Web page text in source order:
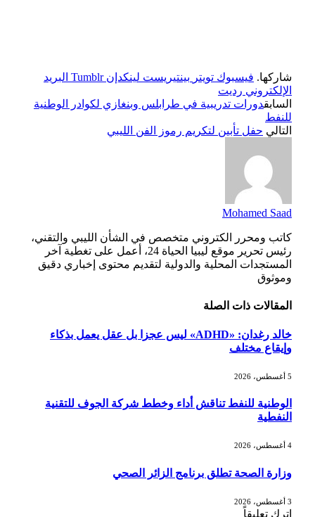
شاركها. فيسبوك تويتر بينتيريست لينكدإن Tumblr البريد
الإلكتروني رديت
السابقدورات تدريبية في طرابلس وبنغازي لكوادر الوطنية
للنفط
التالي حفل تأبين لتكريم رموز الفن الليبي
Mohamed Saad
كاتب ومحرر الكتروني متخصص في الشأن الليبي والتقني،
رئيس تحرير موقع ليبيا الحياة 24، أعمل على تغطية آخر
المستجدات المحلية والدولية لتقديم محتوى إخباري دقيق
وموثوق
المقالاتذات الصلة
خالد رغدان: «ADHD» ليس عجزا بل عقل يعمل بذكاء
وإيقاع مختلف
الوطنية للنفط تناقش أداء وخطط شركة الجوف للتقنية
النفطية
وزارة الصحة تطلق برنامج الزائر الصحي
اترك تعليقاً